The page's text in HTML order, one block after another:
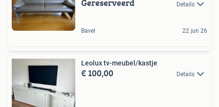
Gereserveerd Details
Bavel 22 jun 26
Leolux tv-meubel/kastje
€ 100,00 Details